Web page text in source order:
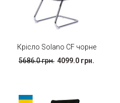
Крісло Solano CF чорне
5686.0 грн. 4099.0 грн.